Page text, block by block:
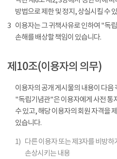
방법으로 제한 및 정지, 상실시킬 수
3 이용자는 그 귀책사유로 인하여 "독
손해를 배상할 책임이 있습니다.
제10조(이용자의 의무)
이용자의 공개 게시물의 내용이 다음
"독립기념관"은 이용자에게 사전 통
수 있고, 해당 이용자의 회원 자격을
있습니다.
1) 다른 이용자 또는 제3자를 비방
손상시키는 내용